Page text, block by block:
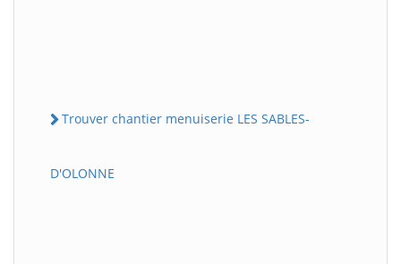
Trouver chantier menuiserie LES SABLES-
D'OLONNE